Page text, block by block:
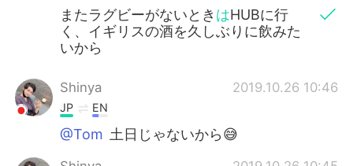
またラグビーがないとき はHUBに行
く、イギリスの酒を久しぶりに飲みた
いから
Shinya 2019.10.26 10:46
JP EN
@Tom 土日じゃないから😅